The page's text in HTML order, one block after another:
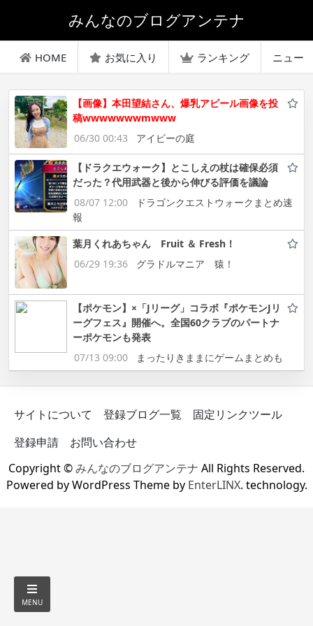
みんなのブログアンテナ
HOME お気に入り ランキング ニュー
【画像】本田望結さん、爆乳アピール画像を投
稿wwwwwwwmwww
06/30 00:43
アイビーの庭
【ドラクエウォーク】とこしえの杖は確保必須
だった？代用武器と後から伸びる評価を議論
08/07 12:00
ドラゴンクエストウォークまとめ速
報
葉月くれあちゃん Fruit ＆ Fresh！
06/29 19:36
グラドルマニア 猿！
【ポケモン】×「Jリーグ」コラボ『ポケモンJリ
ーグフェス』開催へ。全国60クラブのパートナ
ーポケモンも発表
07/13 09:00
まったりきままにゲームまとめも
サイトについて 登録ブログ一覧
固定リンクツール
登録申請
お問い合わせ
Copyright ©みんなのブログアンテナ All Rights Reserved.
Powered by WordPress Theme by EnterLINX. technology.
MENU